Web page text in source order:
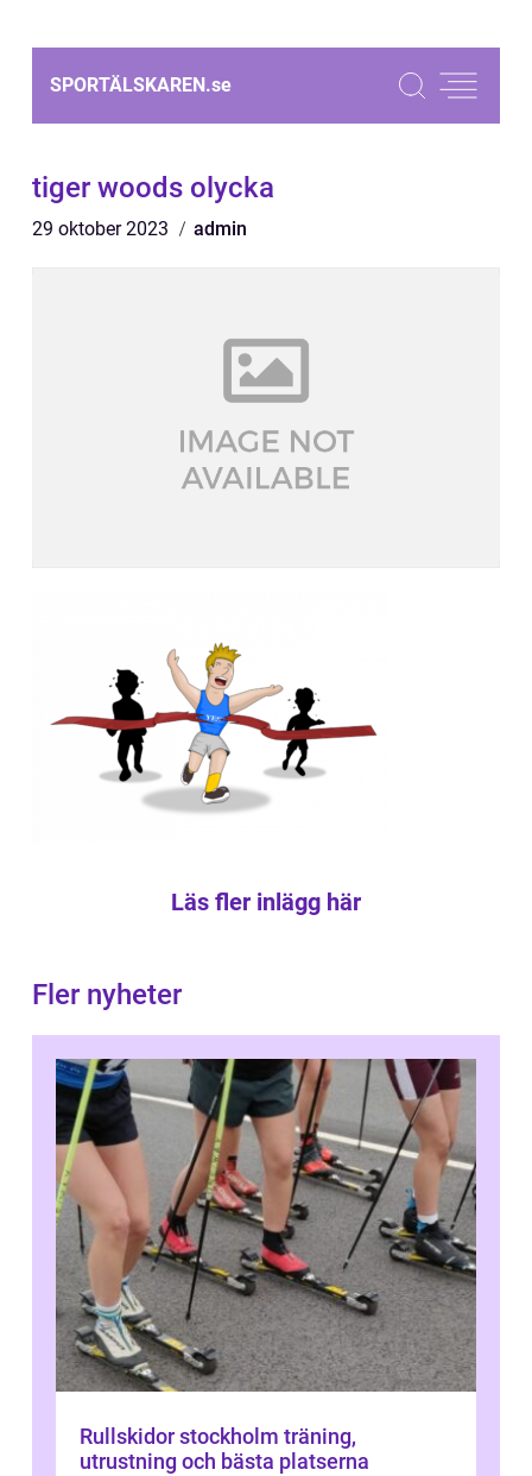
SPORTÄLSKAREN.se
tiger woods olycka
29 oktober 2023 admin
Läs fler inlägg här
Fler nyheter
Rullskidor stockholm träning,
utrustning och bästa platserna